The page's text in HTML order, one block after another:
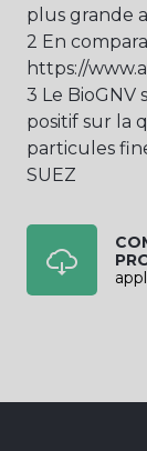
plus grande
2 En
https://
3 Le BioGNV
positif sur la
particules
SUEZ